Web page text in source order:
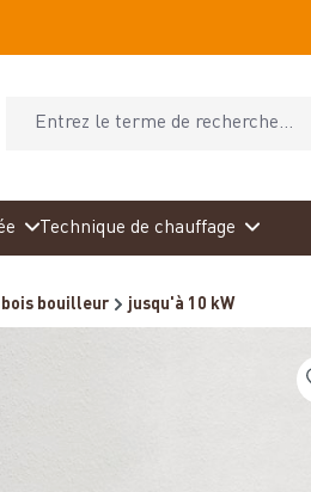
Technique de chauffage
bois bouilleur jusqu'à 10 kW